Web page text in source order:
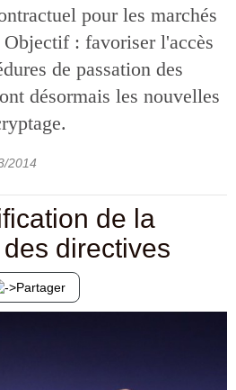
pour les marchés
: favoriser l'accès
de passation des
désormais les nouvelles
2014
de la
directives
Partager